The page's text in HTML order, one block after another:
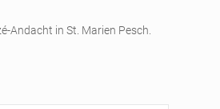
Andacht in St. Marien Pesch.